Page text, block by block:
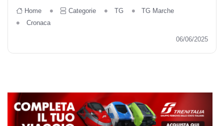
Home Categorie TG
TG Marche
Cronaca
06/06/2025